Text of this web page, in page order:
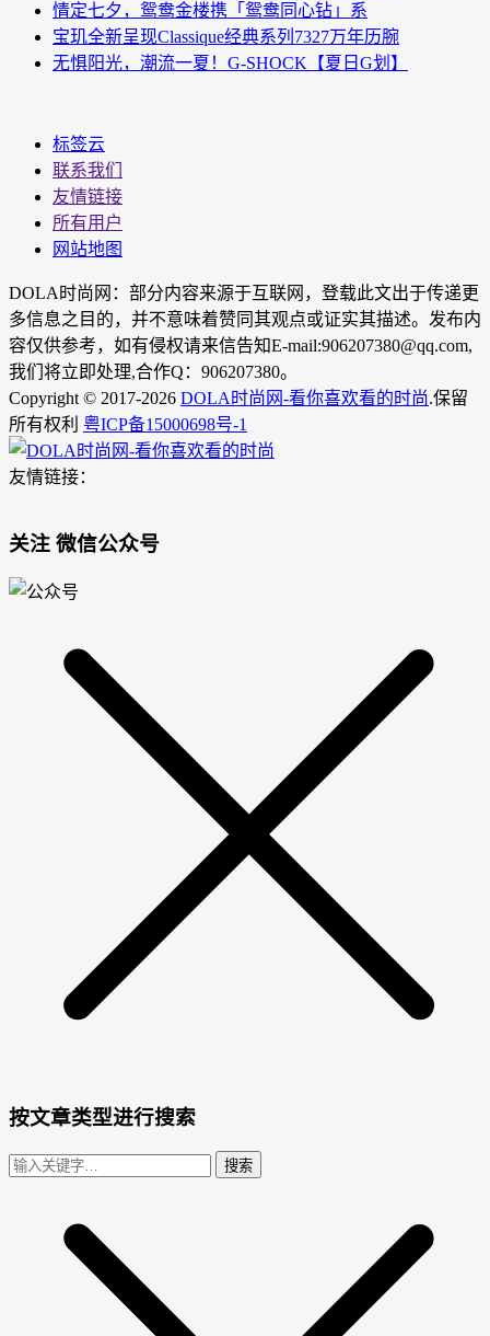
情定七夕，鸳鸯金楼携「鸳鸯同心钻」系
宝玑全新呈现Classique经典系列7327万年历腕
无惧阳光，潮流一夏！G-SHOCK【夏日G划】
标签云
联系我们
友情链接
所有用户
网站地图
DOLA时尚网：部分内容来源于互联网，登载此文出于传递更
多信息之目的，并不意味着赞同其观点或证实其描述。发布内
容仅供参考，如有侵权请来信告知E-mail:906207380@qq.com,
我们将立即处理,合作Q：906207380。
Copyright © 2017-2026 DOLA时尚网-看你喜欢看的时尚.保留
所有权利 粤ICP备15000698号-1
友情链接：
关注 微信公众号
按文章类型进行搜索